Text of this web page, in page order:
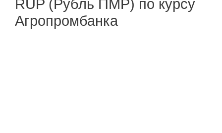
RUP (Рубль ПМР) по курсу
Агропромбанка